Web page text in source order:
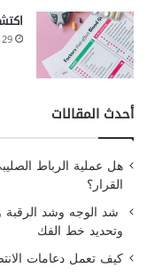
29 نوفمبر 2021
أحدث المقالات
هل عملية الرباط
القرار؟
شد الوجه وشد الرقبة
وتحديد خط الفك
كيف تعمل دعامات